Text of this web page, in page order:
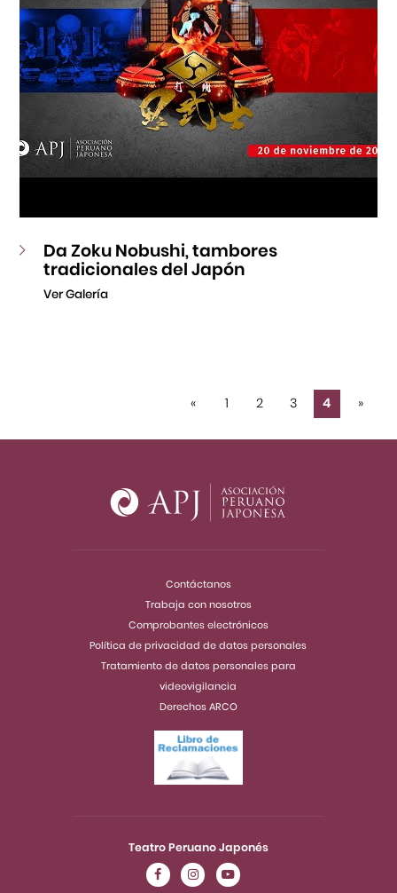
Da Zoku Nobushi, tambores
tradicionales del Japón
Ver Galería
« 1 2 3 4 »
Teatro Peruano Japonés
Contáctanos
Trabaja con nosotros
Comprobantes electrónicos
Política de privacidad de datos personales
Tratamiento de datos personales para
videovigilancia
Derechos ARCO